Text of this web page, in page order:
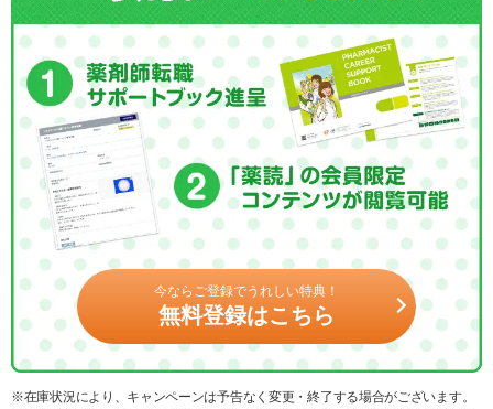
今ならご登録でうれしい特典！
無料登録はこちら
※在庫状況により、キャンペーンは予告なく変更・終了する場合がございます。